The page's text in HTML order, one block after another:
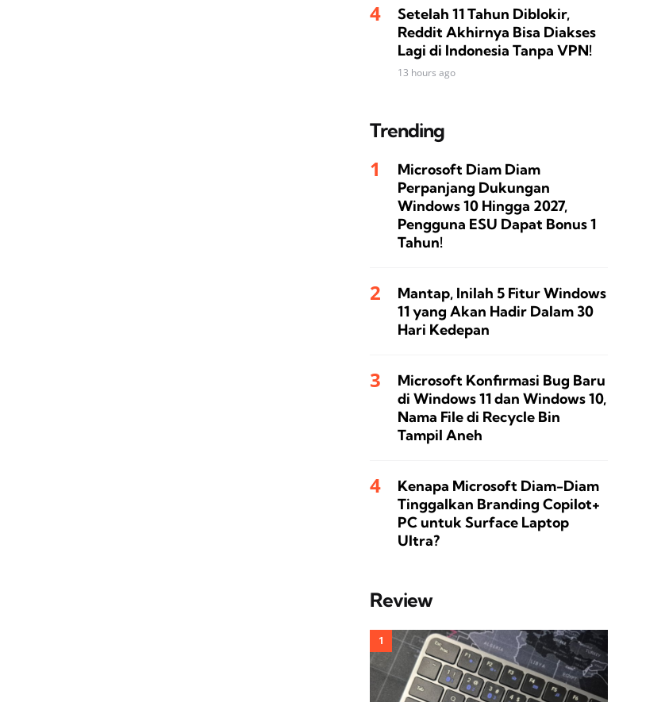
Setelah 11 Tahun Diblokir,
Reddit Akhirnya Bisa Diakses
Lagi di Indonesia Tanpa VPN!
13 hours ago
Trending
Microsoft Diam Diam
Perpanjang Dukungan
Windows 10 Hingga 2027,
Pengguna ESU Dapat Bonus 1
Tahun!
Mantap, Inilah 5 Fitur Windows
11 yang Akan Hadir Dalam 30
Hari Kedepan
Microsoft Konfirmasi Bug Baru
di Windows 11 dan Windows 10,
Nama File di Recycle Bin
Tampil Aneh
Kenapa Microsoft Diam-Diam
Tinggalkan Branding Copilot+
PC untuk Surface Laptop
Ultra?
Review